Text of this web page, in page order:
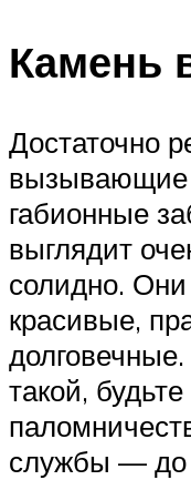
Камень
Достаточно
вызывающие
габионные
выглядит
солидно.
красивые,
такой,
службы — до